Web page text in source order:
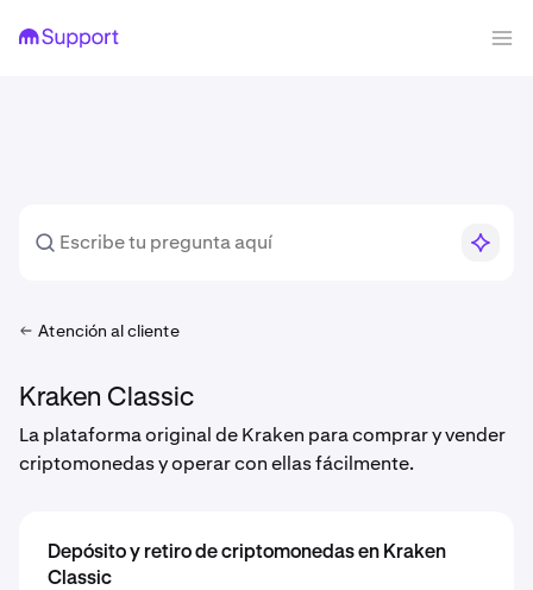
Atención al cliente
Kraken Classic
La plataforma original de Kraken para comprar y vender
criptomonedas y operar con ellas fácilmente.
Depósito y retiro de criptomonedas en Kraken
Classic